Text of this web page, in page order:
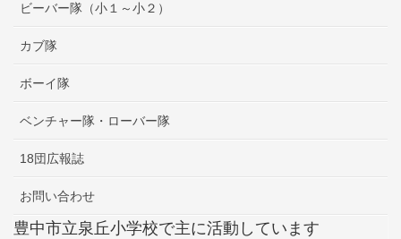
ビーバー隊（小１～小２）
カブ隊
ボーイ隊
ベンチャー隊・ローバー隊
18団広報誌
お問い合わせ
豊中市立泉丘小学校で主に活動しています